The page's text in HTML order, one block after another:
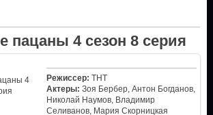
пацаны 4 сезон 8 серия
Режиссер: ТНТ
Актеры: Зоя Бербер, Антон Богданов,
Николай Наумов, Владимир
Селиванов, Мария Скорницкая